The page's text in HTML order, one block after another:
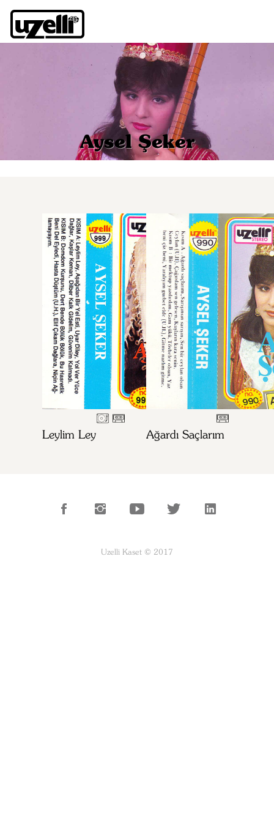
Aysel Şeker
Leylim Ley Ağardı Saçlarım
Uzelli Kaset © 2017